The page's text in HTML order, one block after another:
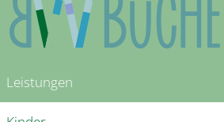
Leistungen